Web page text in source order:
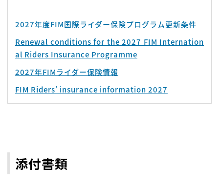
2027年度FIM国際ライダー保険プログラム更新条件
Renewal conditions for the 2027 FIM Internation
al Riders Insurance Programme
2027年FIMライダー保険情報
FIM Riders’ insurance information 2027
添付書類